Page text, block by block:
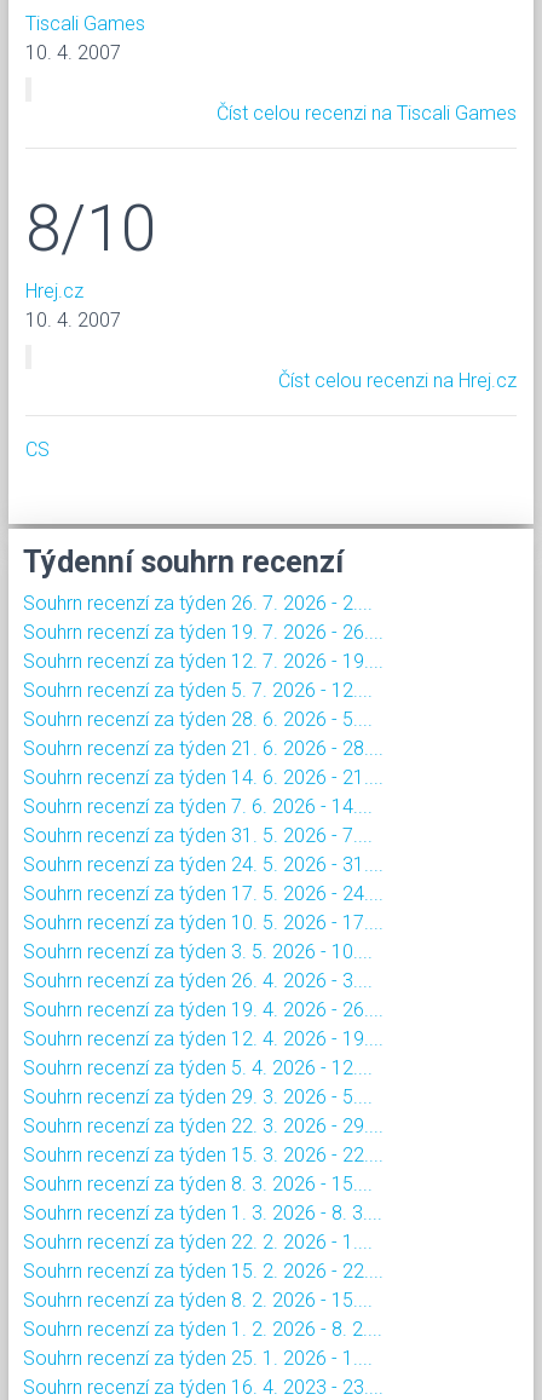
Tiscali Games
10. 4. 2007
Číst celou recenzi na Tiscali Games
8/10
Hrej.cz
10. 4. 2007
Číst celou recenzi na Hrej.cz
CS
Týdenní souhrn recenzí
Souhrn recenzí za týden 26. 7. 2026 - 2....
Souhrn recenzí za týden 19. 7. 2026 - 26....
Souhrn recenzí za týden 12. 7. 2026 - 19....
Souhrn recenzí za týden 5. 7. 2026 - 12....
Souhrn recenzí za týden 28. 6. 2026 - 5....
Souhrn recenzí za týden 21. 6. 2026 - 28....
Souhrn recenzí za týden 14. 6. 2026 - 21....
Souhrn recenzí za týden 7. 6. 2026 - 14....
Souhrn recenzí za týden 31. 5. 2026 - 7....
Souhrn recenzí za týden 24. 5. 2026 - 31....
Souhrn recenzí za týden 17. 5. 2026 - 24....
Souhrn recenzí za týden 10. 5. 2026 - 17....
Souhrn recenzí za týden 3. 5. 2026 - 10....
Souhrn recenzí za týden 26. 4. 2026 - 3....
Souhrn recenzí za týden 19. 4. 2026 - 26....
Souhrn recenzí za týden 12. 4. 2026 - 19....
Souhrn recenzí za týden 5. 4. 2026 - 12....
Souhrn recenzí za týden 29. 3. 2026 - 5....
Souhrn recenzí za týden 22. 3. 2026 - 29....
Souhrn recenzí za týden 15. 3. 2026 - 22....
Souhrn recenzí za týden 8. 3. 2026 - 15....
Souhrn recenzí za týden 1. 3. 2026 - 8. 3....
Souhrn recenzí za týden 22. 2. 2026 - 1....
Souhrn recenzí za týden 15. 2. 2026 - 22....
Souhrn recenzí za týden 8. 2. 2026 - 15....
Souhrn recenzí za týden 1. 2. 2026 - 8. 2....
Souhrn recenzí za týden 25. 1. 2026 - 1....
Souhrn recenzí za týden 16. 4. 2023 - 23....